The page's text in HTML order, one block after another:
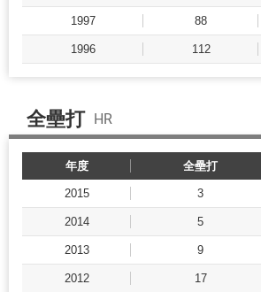
1997 88
1996 112
全壘打 HR
年度 全壘打
2015 3
2014 5
2013 9
2012 17